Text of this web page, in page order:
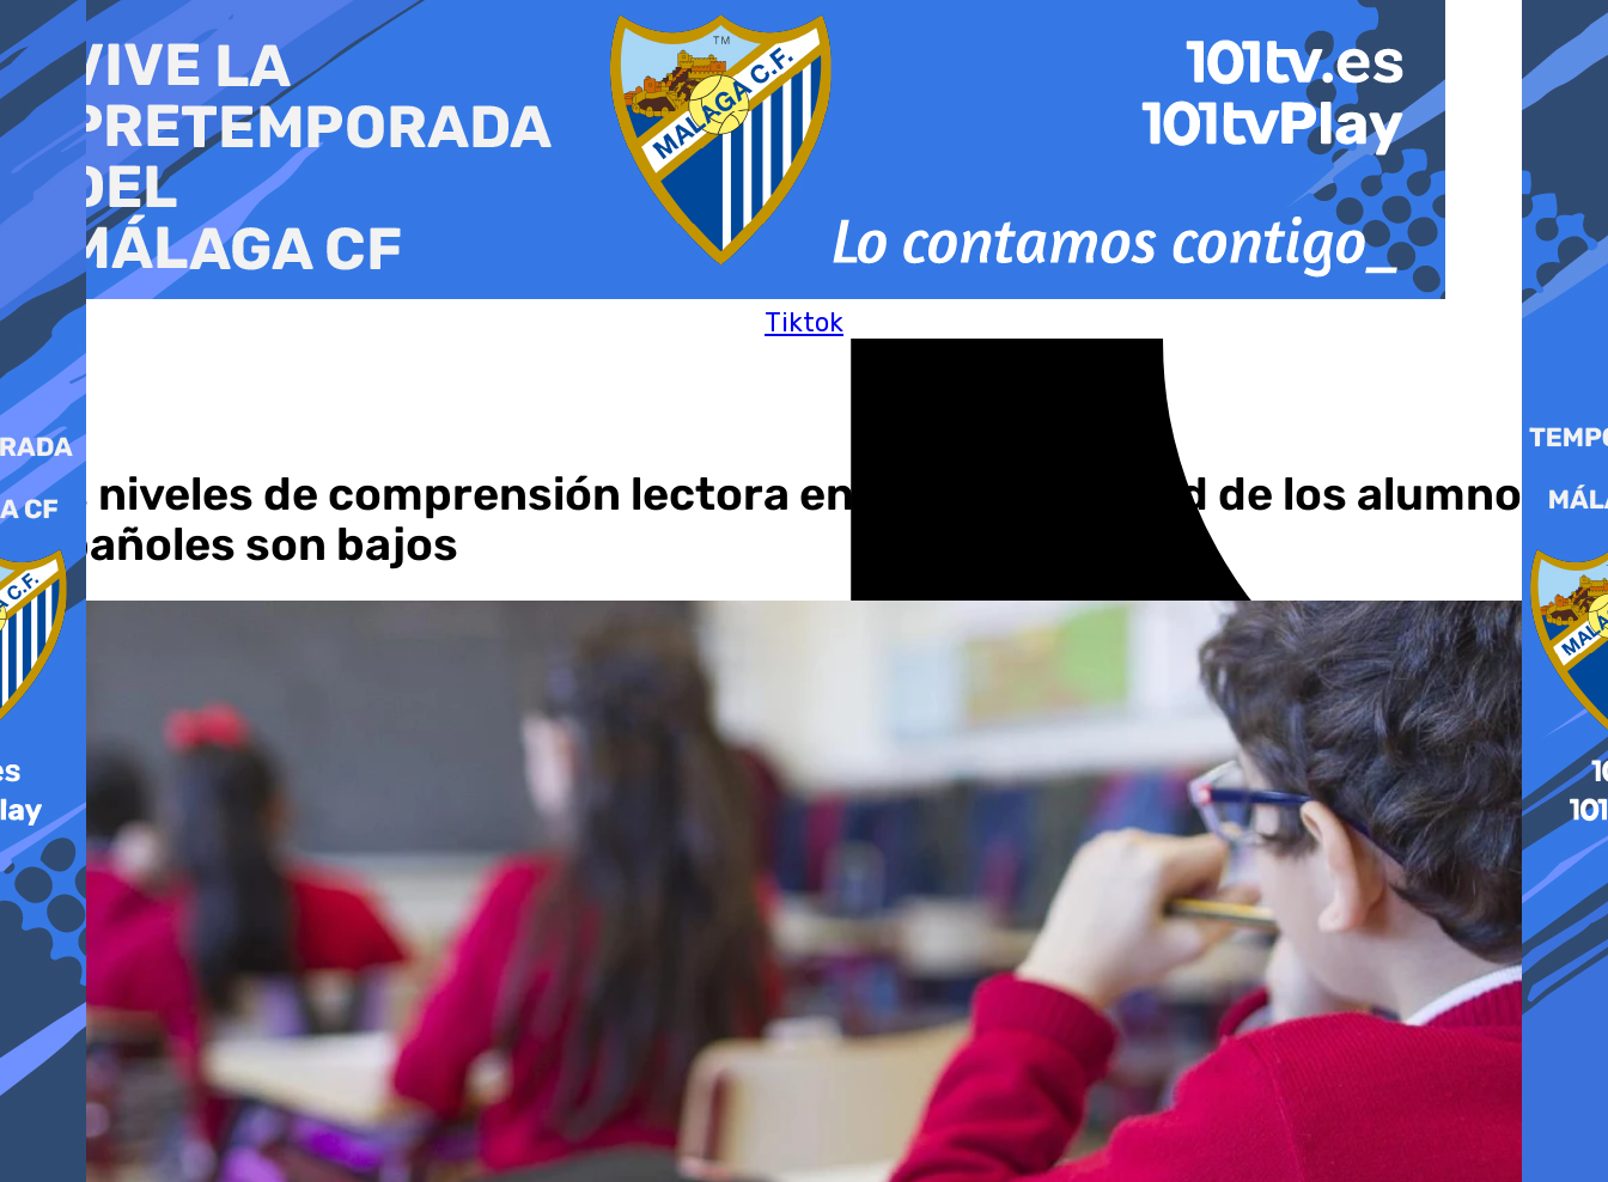
al
contenido
Tiktok
Los niveles de comprensión lectora en más de la mitad de los alumnos
españoles son bajos